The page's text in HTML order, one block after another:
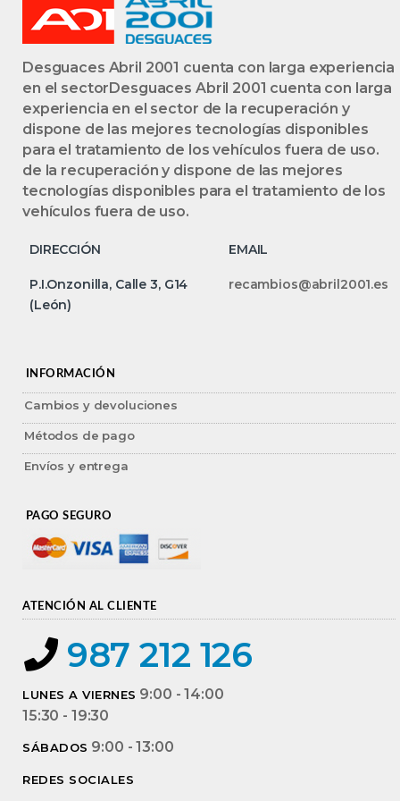
Desguaces Abril 2001 cuenta con larga experiencia
en el sectorDesguaces Abril 2001 cuenta con larga
experiencia en el sector de la recuperación y
dispone de las mejores tecnologías disponibles
para el tratamiento de los vehículos fuera de uso.
de la recuperación y dispone de las mejores
tecnologías disponibles para el tratamiento de los
vehículos fuera de uso.
DIRECCIÓN EMAIL
P.I.Onzonilla, Calle 3, G14
(León)
recambios@abril2001.es
INFORMACIÓN
Cambios y devoluciones
Métodos de pago
Envíos y entrega
PAGO SEGURO
ATENCIÓN AL CLIENTE
987 212 126
LUNES A VIERNES 9:00 - 14:00
15:30 - 19:30
SÁBADOS 9:00 - 13:00
REDES SOCIALES